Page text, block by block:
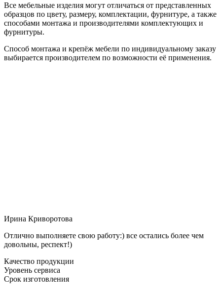
Все мебельные изделия могут отличаться от представленных
образцов по цвету, размеру, комплектации, фурнитуре, а также
способами монтажа и производителями комплектующих и
фурнитуры.
Способ монтажа и крепёж мебели по индивидуальному заказу
выбирается производителем по возможности её применения.
Ирина Криворотова
Отлично выполняете свою работу:) все остались более чем
довольны, респект!)
Качество продукции
Уровень сервиса
Срок изготовления